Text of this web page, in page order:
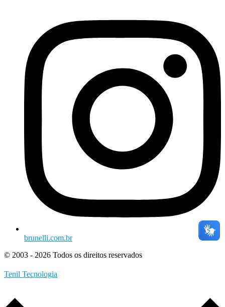
brunelli.com.br
© 2003 - 2026 Todos os direitos reservados
Tenil Tecnologia